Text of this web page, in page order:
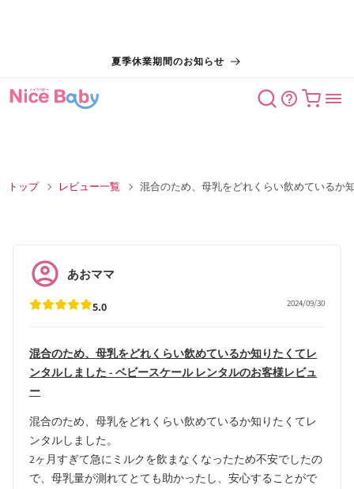
夏季休業期間のお知らせ
カート
トップ レビュー一覧 混合のため、母乳をどれくらい飲めているか
5.0 2024/09/30
あおママ
混合のため、母乳をどれくらい飲めているか知りたくてレ
ンタルしました - ベビースケール レンタルのお客様レビュ
ー
混合のため、母乳をどれくらい飲めているか知りたくてレ
ンタルしました。
2ヶ月すぎて急にミルクを飲まなくなったため不安でしたの
で、母乳量が測れてとても助かったし、安心することがで